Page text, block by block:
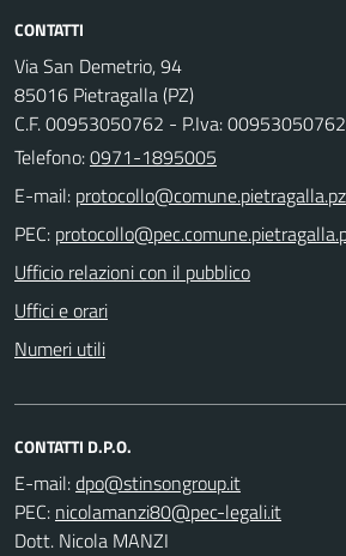
CONTATTI
Via San Demetrio, 94
85016 Pietragalla (PZ)
C.F. 00953050762 - P.Iva: 00953050762
Telefono:0971-1895005
E-mail:
PEC:
Ufficio relazioni con il pubblico
Uffici e orari
Numeri utili
CONTATTI D.P.O.
E-mail:
PEC:
Dott. Nicola MANZI